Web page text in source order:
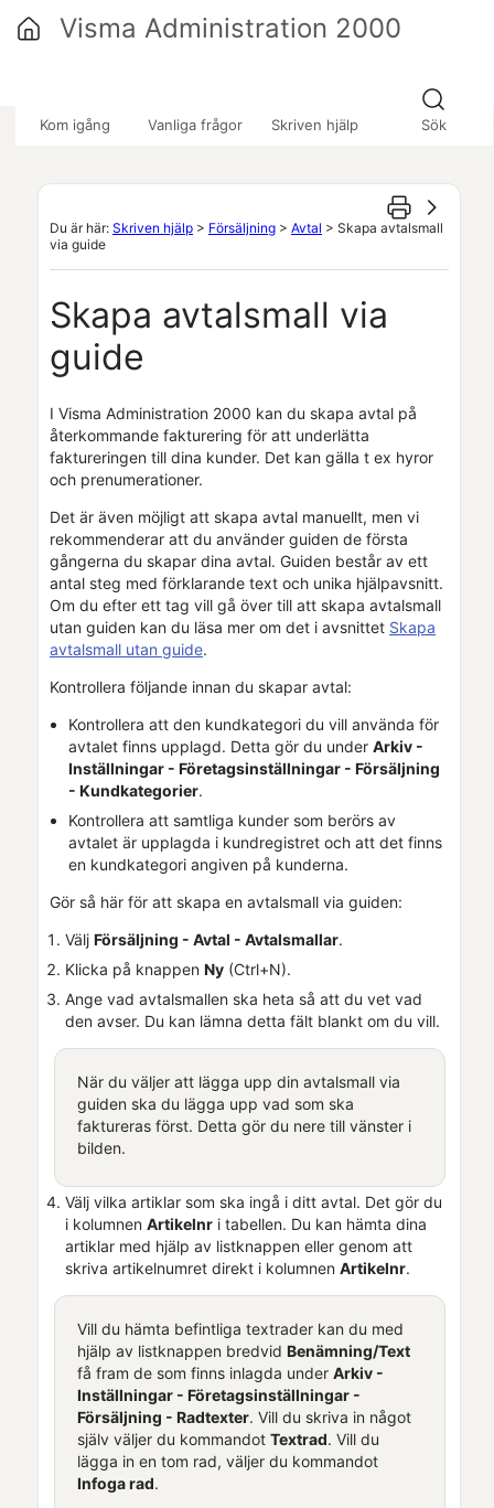
Kom igång Vanliga frågor Skriven hjälp Sök
Visma Administration 2000
Du är här: Skriven hjälp > Försäljning > Avtal > Skapa avtalsmall
via guide
Skapa avtalsmall via
guide
I Visma Administration 2000 kan du skapa avtal på
återkommande fakturering för att underlätta
faktureringen till dina kunder. Det kan gälla t ex hyror
och prenumerationer.
Det är även möjligt att skapa avtal manuellt, men vi
rekommenderar att du använder guiden de första
gångerna du skapar dina avtal. Guiden består av ett
antal steg med förklarande text och unika hjälpavsnitt.
Om du efter ett tag vill gå över till att skapa avtalsmall
utan guiden kan du läsa mer om det i avsnittet Skapa
avtalsmall utan guide.
Kontrollera följande innan du skapar avtal:
Kontrollera att den kundkategori du vill använda för
avtalet finns upplagd. Detta gör du under Arkiv -
Inställningar - Företagsinställningar - Försäljning
- Kundkategorier.
Kontrollera att samtliga kunder som berörs av
avtalet är upplagda i kundregistret och att det finns
en kundkategori angiven på kunderna.
Gör så här för att skapa en avtalsmall via guiden:
Välj Försäljning - Avtal - Avtalsmallar.
Klicka på knappen Ny (Ctrl+N).
Ange vad avtalsmallen ska heta så att du vet vad
den avser. Du kan lämna detta fält blankt om du vill.
När du väljer att lägga upp din avtalsmall via
guiden ska du lägga upp vad som ska
faktureras först. Detta gör du nere till vänster i
bilden.
Välj vilka artiklar som ska ingå i ditt avtal. Det gör du
i kolumnen Artikelnr i tabellen. Du kan hämta dina
artiklar med hjälp av listknappen eller genom att
skriva artikelnumret direkt i kolumnen Artikelnr.
Vill du hämta befintliga textrader kan du med
hjälp av listknappen bredvid Benämning/Text
få fram de som finns inlagda under Arkiv -
Inställningar - Företagsinställningar-
Försäljning - Radtexter. Vill du skriva in något
själv väljer du kommandot Textrad. Vill du
lägga in en tom rad, väljer du kommandot
Infoga rad.